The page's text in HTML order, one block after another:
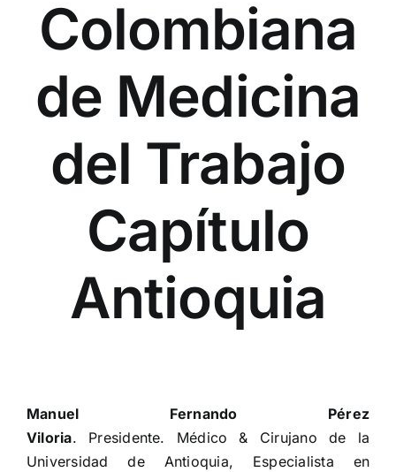
Colombiana
de Medicina
del Trabajo
Capítulo
Antioquia
Manuel Fernando Pérez
Viloria. Presidente. Médico & Cirujano de la
Universidad de Antioquia, Especialista en